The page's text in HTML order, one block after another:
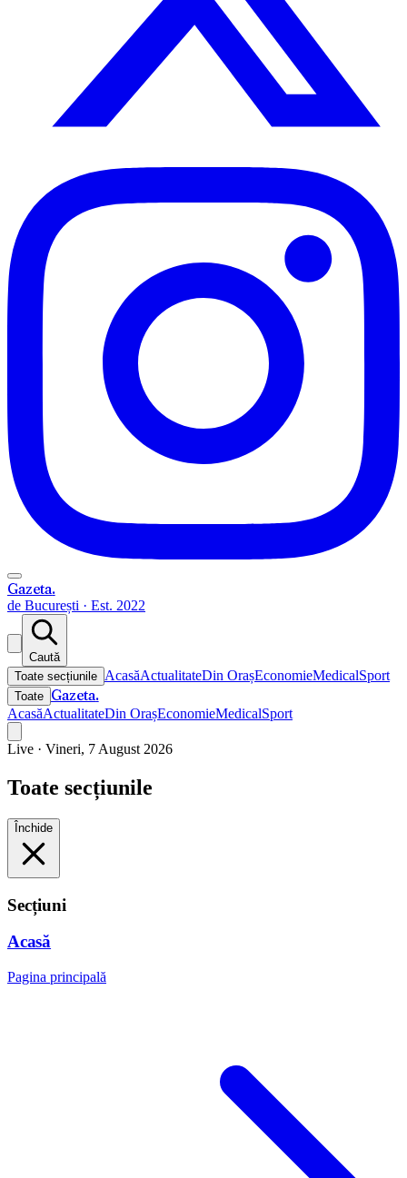
Gazeta.
de București · Est. 2022
Caută
Toate secțiunile AcasăActualitateDin OrașEconomieMedicalSport
Toate Gazeta.
AcasăActualitateDin OrașEconomieMedicalSport
Live · Vineri, 7 August 2026
Toate secțiunile
Închide
Secțiuni
Acasă
Pagina principală